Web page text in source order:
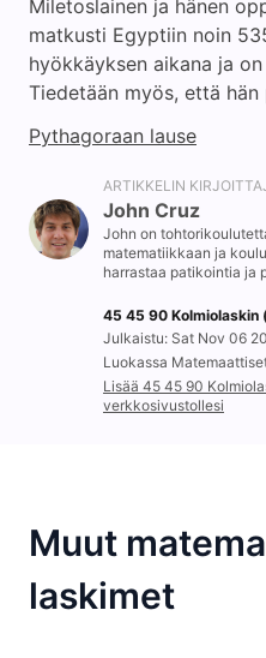
Miletoslainen ja hänen
matkusti Egyptiin noin
hyökkäyksen aikana ja
Tiedetään myös, että
Pythagoraan lause
ARTIKKELIN
John Cruz
John on
matematiikkaan ja
harrastaa patikointia ja
45 45 90 Kolmiolaskin
Julkaistu: Sat Nov 06
Luokassa
Lisää 45 45 90
verkkosivustollesi
Muut
laskimet